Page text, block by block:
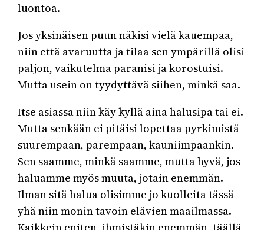
luontoa.
Jos yksinäisen puun näkisi vielä kauempaa,
niin että avaruutta ja tilaa sen ympärillä olisi
paljon, vaikutelma paranisi ja korostuisi.
Mutta usein on tyydyttävä siihen, minkä saa.
Itse asiassa niin käy kyllä aina halusipa tai ei.
Mutta senkään ei pitäisi lopettaa pyrkimistä
suurempaan, parempaan, kauniimpaankin.
Sen saamme, minkä saamme, mutta hyvä, jos
haluamme myös muuta, jotain enemmän.
Ilman sitä halua olisimme jo kuolleita tässä
yhä niin monin tavoin elävien maailmassa.